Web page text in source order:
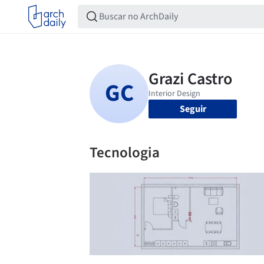
Seguir
Tecnologia